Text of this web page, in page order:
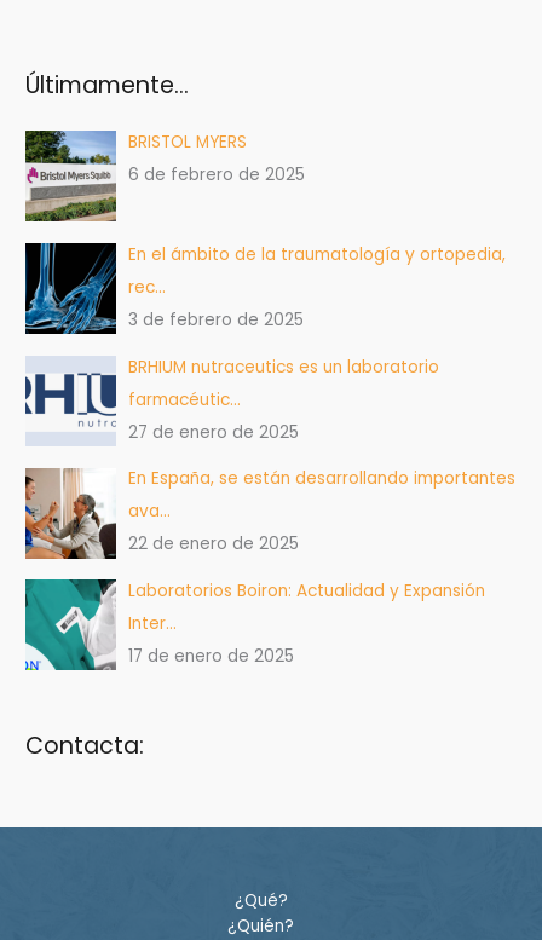
Últimamente…
BRISTOL MYERS
6 de febrero de 2025
En el ámbito de la traumatología y ortopedia,
rec…
3 de febrero de 2025
BRHIUM nutraceutics es un laboratorio
farmacéutic…
27 de enero de 2025
En España, se están desarrollando importantes
ava…
22 de enero de 2025
Laboratorios Boiron: Actualidad y Expansión
Inter…
17 de enero de 2025
Contacta:
¿Qué?
¿Quién?